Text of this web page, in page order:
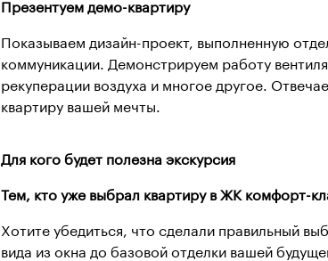
Презентуем демо-квартиру
Показываем дизайн-проект, выполненную
коммуникации. Демонстрируем работу
рекуперации воздуха и многое другое.
квартиру вашей мечты.
Для кого будет полезна экскурсия
Тем, кто уже выбрал квартиру в ЖК комфорт-
Хотите убедиться, что сделали правильный
вида из окна до базовой отделки вашей